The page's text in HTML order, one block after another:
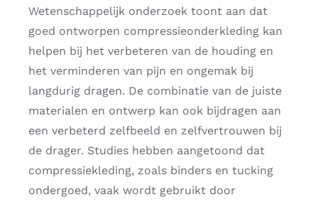
Wetenschappelijk onderzoek toont aan dat
goed ontworpen compressieonderkleding kan
helpen bij het verbeteren van de houding en
het verminderen van pijn en ongemak bij
langdurig dragen. De combinatie van de juiste
materialen en ontwerp kan ook bijdragen aan
een verbeterd zelfbeeld en zelfvertrouwen bij
de drager. Studies hebben aangetoond dat
compressiekleding, zoals binders en tucking
ondergoed, vaak wordt gebruikt door